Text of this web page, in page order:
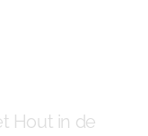
Hout in de